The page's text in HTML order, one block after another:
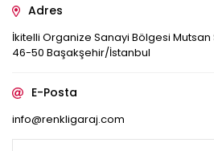
Adres
İkitelli Organize Sanayi Bölgesi Mutsan
46-50 Başakşehir/İstanbul
E-Posta
info@renkligaraj.com